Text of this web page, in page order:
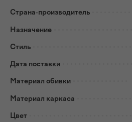
Страна-производитель
Назначение
Стиль
Дата поставки
Материал обивки
Материал каркаса
Цвет